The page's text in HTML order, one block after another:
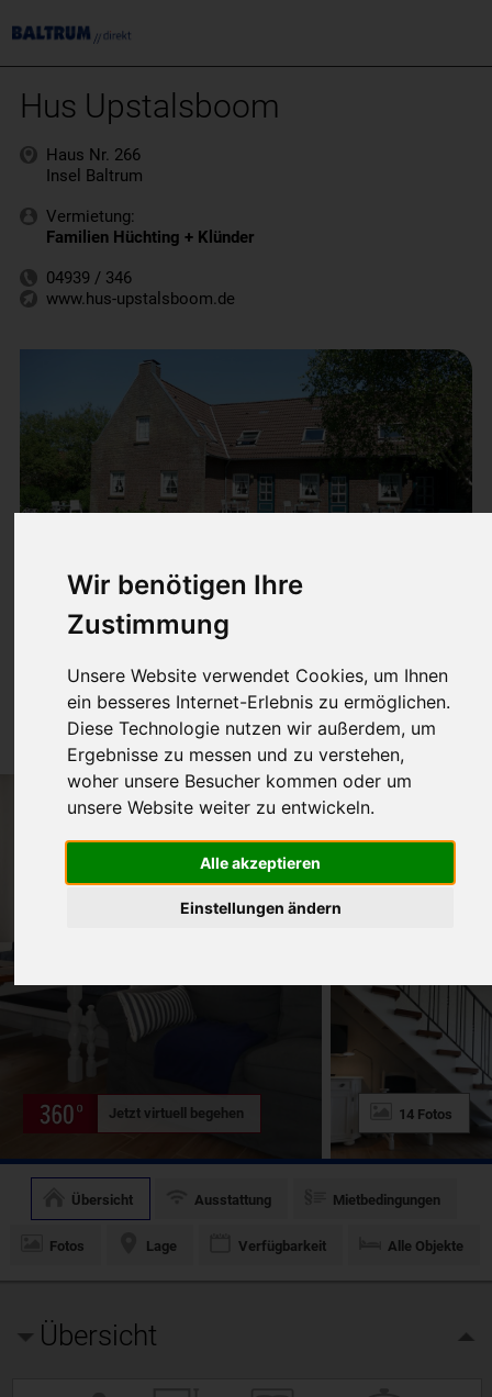
Wir benötigen Ihre
Zustimmung
Unsere Website verwendet Cookies, um Ihnen
ein besseres Internet-Erlebnis zu ermöglichen.
Diese Technologie nutzen wir außerdem, um
Ergebnisse zu messen und zu verstehen,
woher unsere Besucher kommen oder um
unsere Website weiter zu entwickeln.
Alle akzeptieren
Einstellungen ändern
Hus Upstalsboom
Haus Nr. 266
Insel Baltrum
Vermietung:
Familien Hüchting + Klünder
04939 / 346
www.hus-upstalsboom.de
Nr. 5
40m² für 1-4 Pers.
14 Fotos
Jetzt virtuell begehen
Übersicht Ausstattung Mietbedingungen
Fotos Lage Verfügbarkeit Alle Objekte
Übersicht